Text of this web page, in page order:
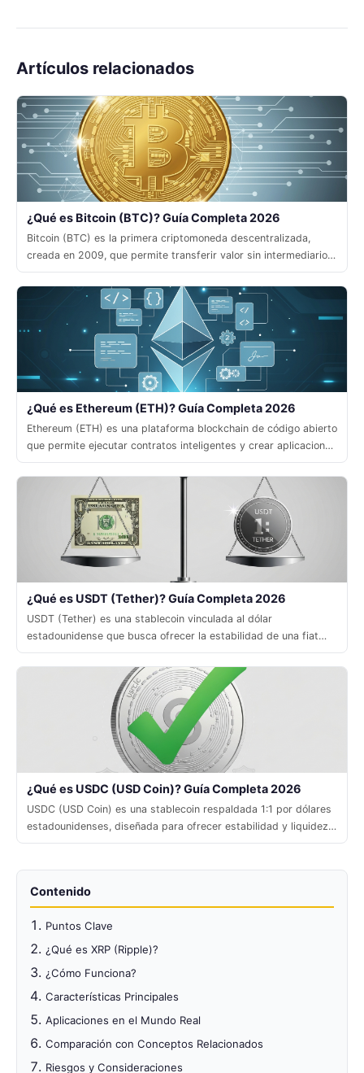
Artículos relacionados
¿Qué es Bitcoin (BTC)? Guía Completa 2026
Bitcoin (BTC) es la primera criptomoneda descentralizada,
creada en 2009, que permite transferir valor sin intermediarios
mediante una red peer‑to‑peer segura.
¿Qué es Ethereum (ETH)? Guía Completa 2026
Ethereum (ETH) es una plataforma blockchain de código abierto
que permite ejecutar contratos inteligentes y crear aplicaciones
descentralizadas sin necesidad de intermediarios.
¿Qué es USDT (Tether)? Guía Completa 2026
USDT (Tether) es una stablecoin vinculada al dólar
estadounidense que busca ofrecer la estabilidad de una fiat
con la velocidad y la accesibilidad de las criptomonedas.
¿Qué es USDC (USD Coin)? Guía Completa 2026
USDC (USD Coin) es una stablecoin respaldada 1:1 por dólares
estadounidenses, diseñada para ofrecer estabilidad y liquidez
en el ecosistema cripto.
Contenido
Puntos Clave
¿Qué es XRP (Ripple)?
¿Cómo Funciona?
Características Principales
Aplicaciones en el Mundo Real
Comparación con Conceptos Relacionados
Riesgos y Consideraciones